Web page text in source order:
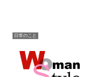
日常のこと